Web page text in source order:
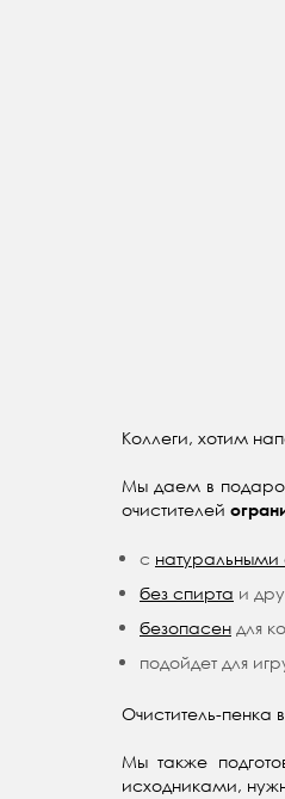
Коллеги, хотим
Мы даем в
очистителей
с натуральными
без спирта и
безопасен для
подойдет для
Очиститель-пенка
Мы также
исходниками,